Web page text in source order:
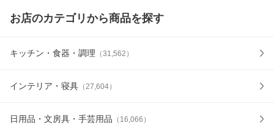
お店のカテゴリから商品を探す
キッチン・食器・調理 （31,562 ）
インテリア・寝具 （ 27,604）
日用品・文房具・手芸用品 （ 16,066 ）